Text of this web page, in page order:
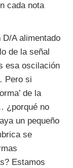
cada nota
A alimentado
de la señal
esa oscilación
Pero si
de la
¿porqué no
un pequeño
se
Estamos